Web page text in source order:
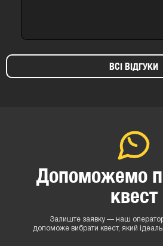
ВСІ ВІДГУКИ
Допоможемо
квест
Залиште заявку — наш оператор
допоможе вибрати квест, який